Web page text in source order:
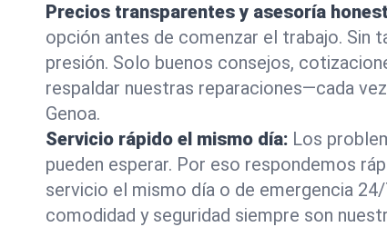
Precios transparentes y asesoría
opción antes de comenzar el trabajo. Sin
presión. Solo buenos consejos,
respaldar nuestras reparaciones—cada
Genoa.
Servicio rápido el mismo día: Los
pueden esperar. Por eso respondemos
servicio el mismo día o de emergencia 24/
comodidad y seguridad siempre son